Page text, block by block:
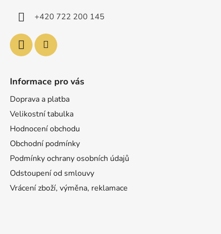
+420 722 200 145
Informace pro vás
Doprava a platba
Velikostní tabulka
Hodnocení obchodu
Obchodní podmínky
Podmínky ochrany osobních údajů
Odstoupení od smlouvy
Vrácení zboží, výměna, reklamace